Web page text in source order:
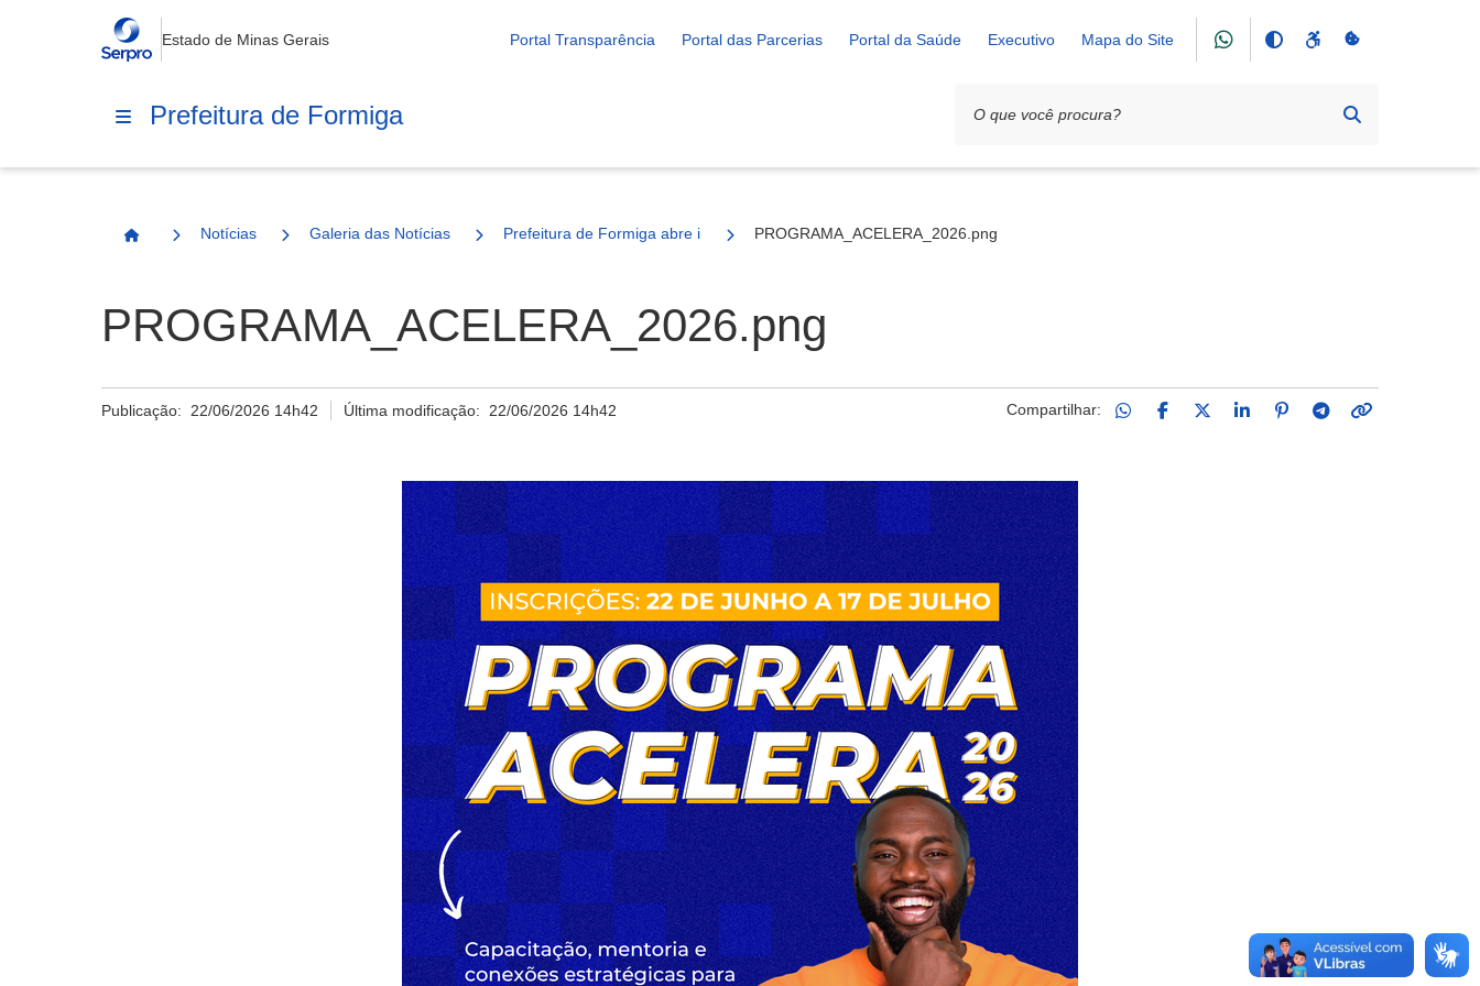
Estado de Minas Gerais Portal Transparência Portal das Parcerias Portal da Saúde Executivo Mapa do Site
Prefeitura de Formiga
Página Inicial
Notícias Galeria das Notícias Prefeitura de Formiga abre inscrições para o Programa Acelera 2026
PROGRAMA_ACELERA_2026.png
PROGRAMA_ACELERA_2026.png
Publicação: 22/06/2026 14h42 Última modificação: 22/06/2026 14h42 Compartilhar: